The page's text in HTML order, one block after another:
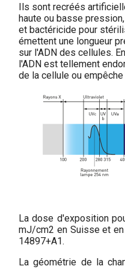
Ils sont recréés
haute ou basse
et bactéricide pour
émettent une longueur
sur l'ADN des cellules.
l'ADN est tellement
de la cellule ou
La dose d'exposition
mJ/cm2 en Suisse et
14897+A1.
La géométrie de la